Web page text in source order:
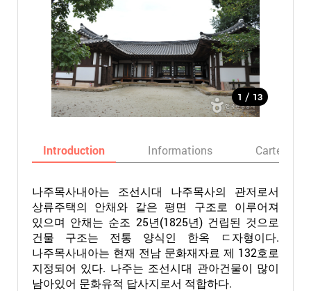
1 / 13
Introduction Informations Carte
나주목사내아는 조선시대 나주목사의 관저로서
상류주택의 안채와 같은 평면 구조로 이루어져
있으며 안채는 순조 25년(1825년) 건립된 것으로
건물 구조는 전통 양식인 한옥 ㄷ자형이다.
나주목사내아는 현재 전남 문화재자료 제 132호로
지정되어 있다. 나주는 조선시대 관아건물이 많이
남아있어 문화유적 답사지로서 적합하다.